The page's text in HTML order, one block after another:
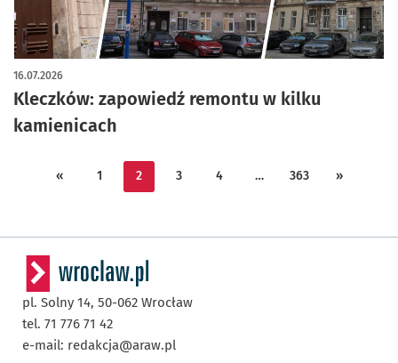
Kleczków: zapowiedź remontu w kilku
kamienicach
16.07.2026
artykuł z galerią zdjęć
« 1 2 3 4 … 363 »
pl. Solny 14, 50-062 Wrocław
tel. 71 776 71 42
e-mail: redakcja@araw.pl